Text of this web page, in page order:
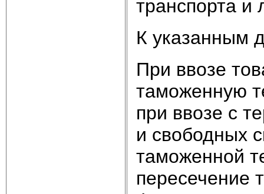
транспорта и
К указанным
При ввозе
таможенную
при ввозе с
и свободных
таможенной
пересечение